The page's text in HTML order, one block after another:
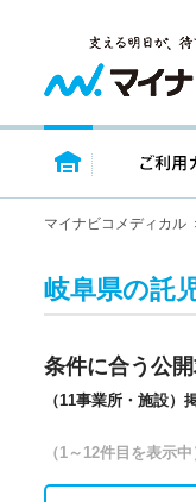
トップページ
マイナビコメディカル
岐阜県の託
条件に合う公
（11事業所・施設）
（1～12件目を表示中